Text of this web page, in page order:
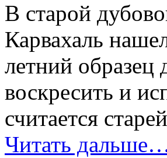
В старой
Карвахаль
летний
воскресить и
считается
Читать